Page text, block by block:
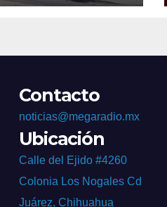
Contacto
noticias@megaradio.mx
Ubicación
Calle del Ejido #4260
Colonia Los Nogales Cd
Juárez, Chihuahua